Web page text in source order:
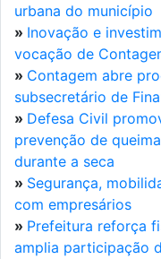
urbana do município
» Inovação e
vocação de
» Contagem abre
subsecretário de
» Defesa Civil
prevenção de
durante a seca
» Segurança,
com empresários
» Prefeitura reforça
amplia participação